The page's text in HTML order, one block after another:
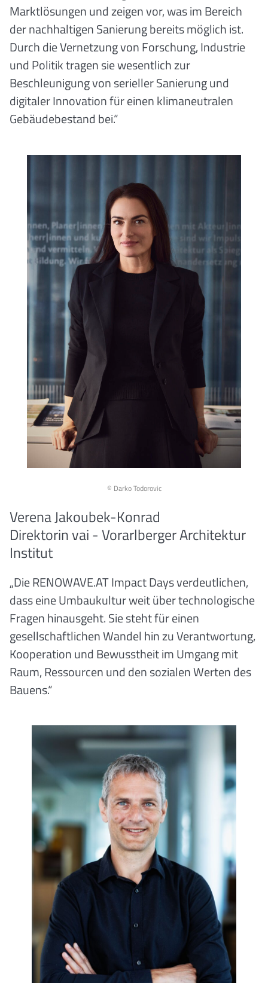
Marktlösungen und zeigen vor, was im Bereich
der nachhaltigen Sanierung bereits möglich ist.
Durch die Vernetzung von Forschung, Industrie
und Politik tragen sie wesentlich zur
Beschleunigung von serieller Sanierung und
digitaler Innovation für einen klimaneutralen
Gebäudebestand bei.“
© Darko Todorovic
Verena Jakoubek-Konrad
Direktorin vai - Vorarlberger Architektur
Institut
„Die RENOWAVE.AT Impact Days verdeutlichen,
dass eine Umbaukultur weit über technologische
Fragen hinausgeht. Sie steht für einen
gesellschaftlichen Wandel hin zu Verantwortung,
Kooperation und Bewusstheit im Umgang mit
Raum, Ressourcen und den sozialen Werten des
Bauens.“